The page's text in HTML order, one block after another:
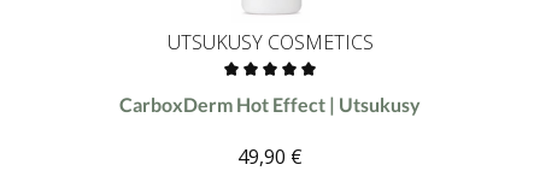
UTSUKUSY COSMETICS
Durchschnittliche Bewertung von 0 von 5 Sternen
CarboxDerm Hot Effect | Utsukusy
Regulärer Preis:
49,90 €